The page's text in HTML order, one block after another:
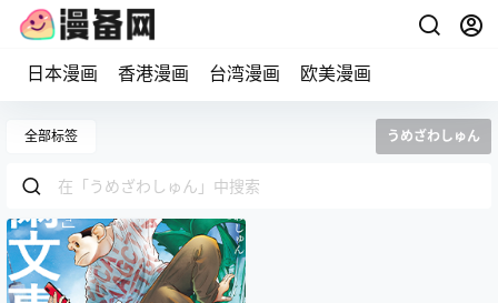
日本漫画 香港漫画 台湾漫画 欧美漫画
全部标签 うめざわしゅん